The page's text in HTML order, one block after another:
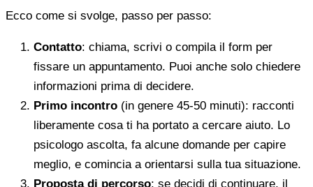
Ecco come si svolge, passo per passo:
Contatto: chiama, scrivi o compila il form per
fissare un appuntamento. Puoi anche solo chiedere
informazioni prima di decidere.
Primo incontro (in genere 45-50 minuti): racconti
liberamente cosa ti ha portato a cercare aiuto. Lo
psicologo ascolta, fa alcune domande per capire
meglio, e comincia a orientarsi sulla tua situazione.
Proposta di percorso: se decidi di continuare, il